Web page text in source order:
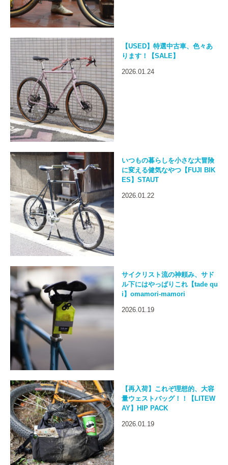
【USED】特選中古車、色々あ
ります！【SALE】
2026.01.24
いつもの暮らしを小さな大冒険
に変える健気なやつ【FUJI BIK
ES】STAUT
2026.01.22
サイクリスト流の神頼み、サド
ル下にはやっぱりこれ【tade qu
i】omamori-mamori
2026.01.19
【再入荷】これぞ理想的、大容
量ウェストバッグ！！【LITEW
AY】HIP PACK
2026.01.19